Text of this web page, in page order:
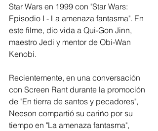
Star Wars en 1999 con "Star Wars:
Episodio I - La amenaza fantasma". En
este filme, dio vida a Qui-Gon Jinn,
maestro Jedi y mentor de Obi-Wan
Kenobi.
Recientemente, en una conversación
con Screen Rant durante la promoción
de "En tierra de santos y pecadores",
Neeson compartió su cariño por su
tiempo en "La amenaza fantasma",